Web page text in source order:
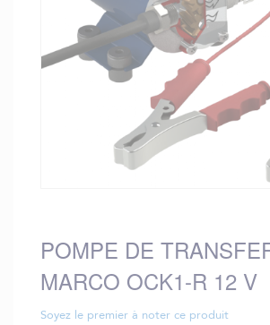
the
beginning
of
the
images
POMPE DE
MARCO OCK1-R 12 V
Soyez le premier à noter ce produit